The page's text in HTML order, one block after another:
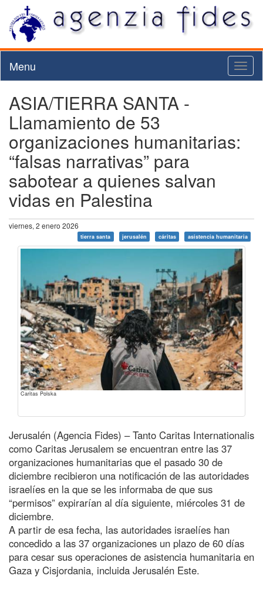
Menu
ASIA/TIERRA SANTA -
Llamamiento de 53
organizaciones humanitarias:
“falsas narrativas” para
sabotear a quienes salvan
vidas en Palestina
viernes, 2 enero 2026
tierra santa jerusalén cáritas asistencia humanitaria
Caritas Polska
Jerusalén (Agencia Fides) – Tanto Caritas Internationalis
como Caritas Jerusalem se encuentran entre las 37
organizaciones humanitarias que el pasado 30 de
diciembre recibieron una notificación de las autoridades
israelíes en la que se les informaba de que sus
“permisos” expirarían al día siguiente, miércoles 31 de
diciembre.
A partir de esa fecha, las autoridades israelíes han
concedido a las 37 organizaciones un plazo de 60 días
para cesar sus operaciones de asistencia humanitaria en
Gaza y Cisjordania, incluida Jerusalén Este.